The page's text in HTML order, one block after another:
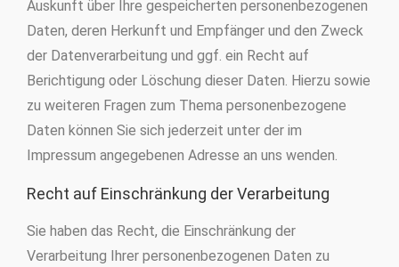
Auskunft über Ihre gespeicherten personenbezogenen
Daten, deren Herkunft und Empfänger und den Zweck
der Datenverarbeitung und ggf. ein Recht auf
Berichtigung oder Löschung dieser Daten. Hierzu sowie
zu weiteren Fragen zum Thema personenbezogene
Daten können Sie sich jederzeit unter der im
Impressum angegebenen Adresse an uns wenden.
Recht auf Einschränkung der Verarbeitung
Sie haben das Recht, die Einschränkung der
Verarbeitung Ihrer personenbezogenen Daten zu